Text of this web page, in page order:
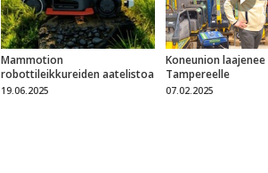
Mammotion
robottileikkureiden aatelistoa
19.06.2025
Koneunion laajenee
Tampereelle
07.02.2025